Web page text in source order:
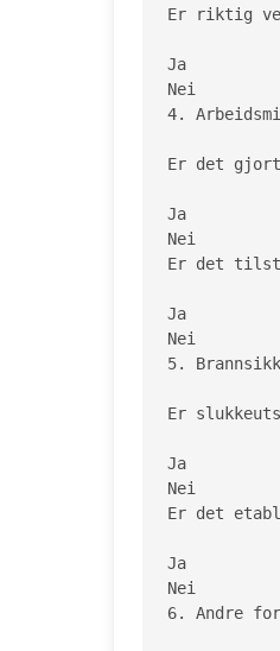
Er riktig
Ja
Nei
4.
Er det
Ja
Nei
Er det
Ja
Nei
5.
Er
Ja
Nei
Er det
Ja
Nei
6. Andre